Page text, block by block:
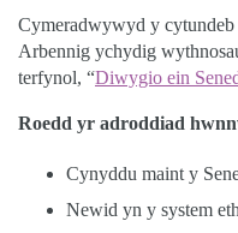
Cymeradwywyd y
Arbennig ychydig
terfynol, “Diwygio ein
Roedd yr adroddiad
Cynyddu maint y
Newid yn y system